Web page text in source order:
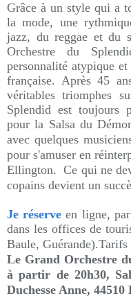
Grâce à un style qui a
la mode, une
jazz, du reggae et du
Orchestre du
personnalité atypique
française. Après 45
véritables triomphes
Splendid est toujours
pour la Salsa du
avec quelques
pour s'amuser en
Ellington. Ce qui ne
copains devient un
Je réserveen ligne,
dans les offices de
Baule, Guérande).Tarifs
Le Grand Orchestre
à partir de 20h30,
Duchesse Anne,